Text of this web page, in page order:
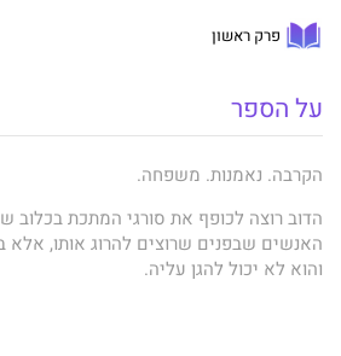
פרק ראשון
על הספר
הקרבה. נאמנות. משפחה.
הדוב רוצה לכופף את סורגי המתכת בכלוב
האנשים שבפנים שרוצים להרוג אותו,
והוא לא יכול להגן עליה.
ת'יה היא לא בחורה שמחכה שיצילו אותה,